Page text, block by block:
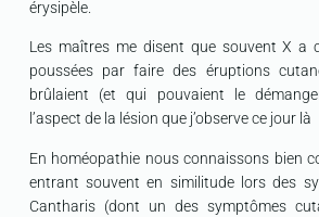
érysipèle.
Les maîtres me disent que souvent X a
poussées par faire des éruptions
brûlaient (et qui pouvaient le
l’aspect de la lésion que j’observe ce jour là
En homéopathie nous connaissons bien
entrant souvent en similitude lors des
Cantharis (dont un des symptômes